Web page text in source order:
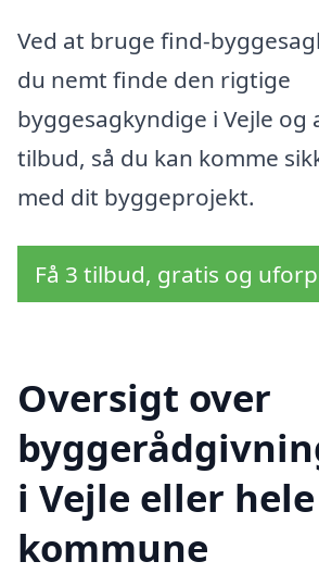
Ved at bruge find-
du nemt finde den rigtige
byggesagkyndige i Vejle og
tilbud, så du kan komme
med dit byggeprojekt.
Få 3 tilbud, gratis og
Oversigt over
i Vejle eller
kommune